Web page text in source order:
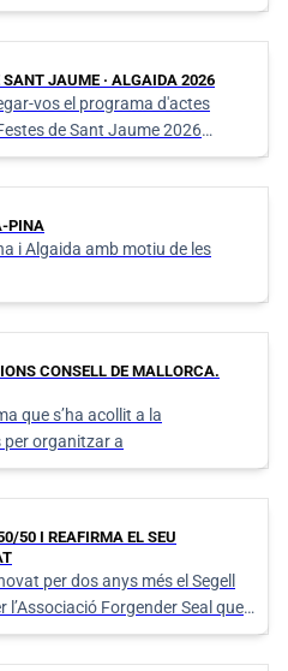
Persones Joves Qualifi
SANT JAUME · ALGAIDA 2026
vos el programa d'actes
de Sant Jaume 2026
PINA
i Algaida amb motiu de les
CONSELL DE MALLORCA.
que s’ha acollit a la
organitzar a
50 I REAFIRMA EL SEU
per dos anys més el Segell
Forgender Seal que
activament per assolir la
l’àmbit polític, social i